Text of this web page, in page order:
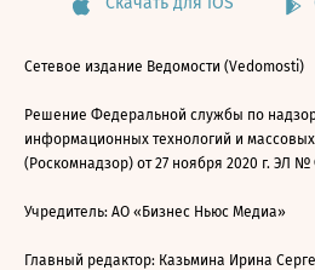
Сетевое издание Ведомости (Vedomosti)
Решение Федеральной службы по
информационных технологий и
(Роскомнадзор) от 27 ноября 2020 г. ЭЛ №
Учредитель: АО «Бизнес Ньюс Медиа»
Главный редактор: Казьмина Ирина